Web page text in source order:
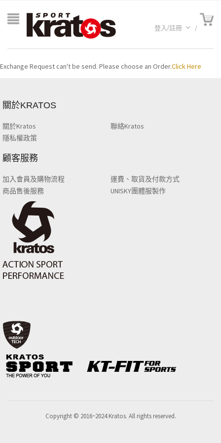
登入/註冊
Exchange Request can't be send. Please choose an Order.Click Here
關於KRATOS
關於Kratos
聯絡Kratos
隱私權政策
顧客服務
加入會員及購物流程
運費、取貨及付款方式
商品售後服務
UNISKY團體服製作
Copyright © 2016~2024 Kratos. All rights reserved.